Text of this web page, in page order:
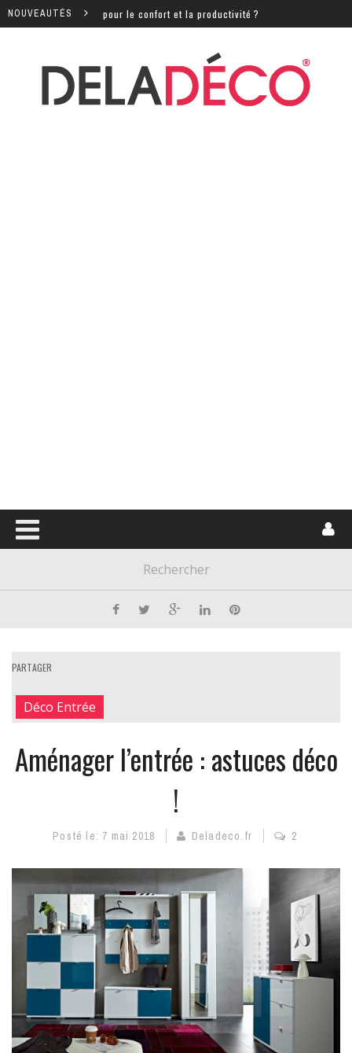
NOUVEAUTÉSpour le confort et la productivité ?
PARTAGER
Déco Entrée
Aménager l’entrée : astuces déco
!
Posté le: 7 mai 2018 Deladeco.fr 2